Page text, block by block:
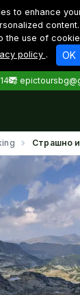
to enhance
content.
the use of
policy . OK
Страшно